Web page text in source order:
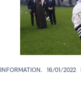
INFORMATION. 16/01/2022